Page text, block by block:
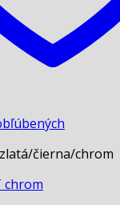
čierna/chrom
chrom